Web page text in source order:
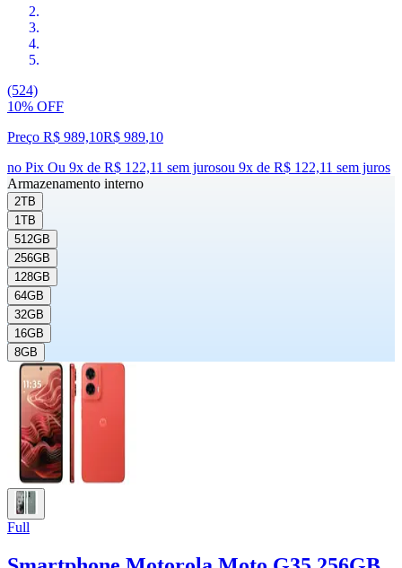
(524)
10% OFF
Preço R$ 989,10R$ 989,10
no Pix Ou 9x de R$ 122,11 sem jurosou 9x de R$ 122,11 sem juros
Armazenamento interno
2TB
1TB
512GB
256GB
128GB
64GB
32GB
16GB
8GB
Full